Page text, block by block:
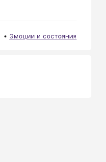
Эмоции и состояния